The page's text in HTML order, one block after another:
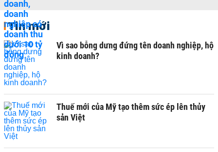
Tin mới
Vì sao bỗng dưng đứng tên doanh nghiệp, hộ
kinh doanh?
Thuế mới của Mỹ tạo thêm sức ép lên thủy
sản Việt